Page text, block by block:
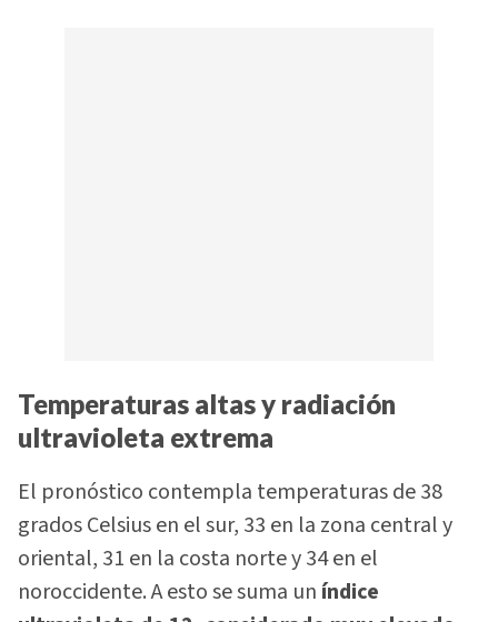
Temperaturas altas y radiación
ultravioleta extrema
El pronóstico contempla temperaturas de 38
grados Celsius en el sur, 33 en la zona central y
oriental, 31 en la costa norte y 34 en el
noroccidente. A esto se suma un índice